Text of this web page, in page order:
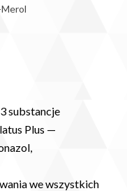
substancje
Plus —
we wszystkich